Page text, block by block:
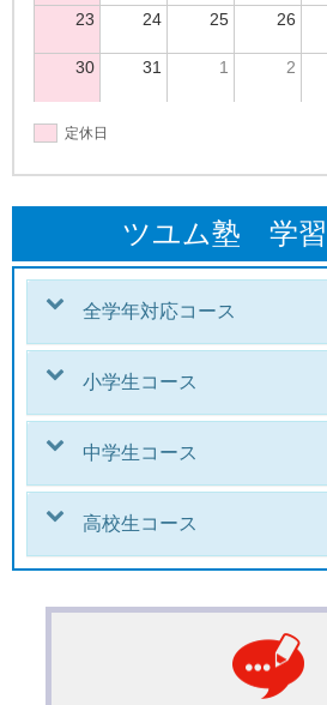
23 24 25 26
30 31 1 2
定休日
ツユム塾 学習
全学年対応コース
小学生コース
中学生コース
高校生コース